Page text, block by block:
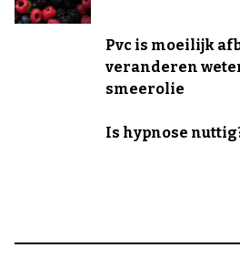
Pvc is moeilijk
veranderen
smeerolie
Is hypnose